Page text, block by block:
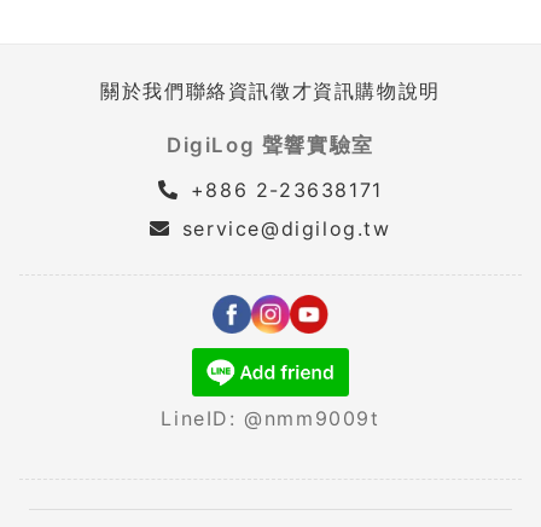
關於我們聯絡資訊徵才資訊購物說明
DigiLog 聲響實驗室
+886 2-23638171
service@digilog.tw
LineID: @nmm9009t